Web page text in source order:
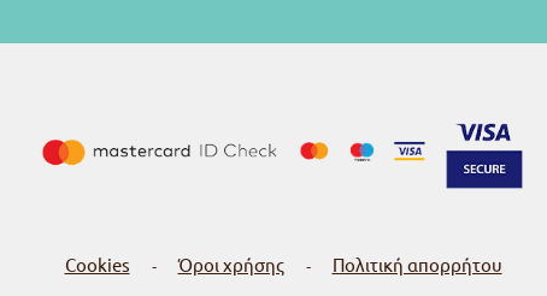
Cookies - Όροι χρήσης - Πολιτική απορρήτου